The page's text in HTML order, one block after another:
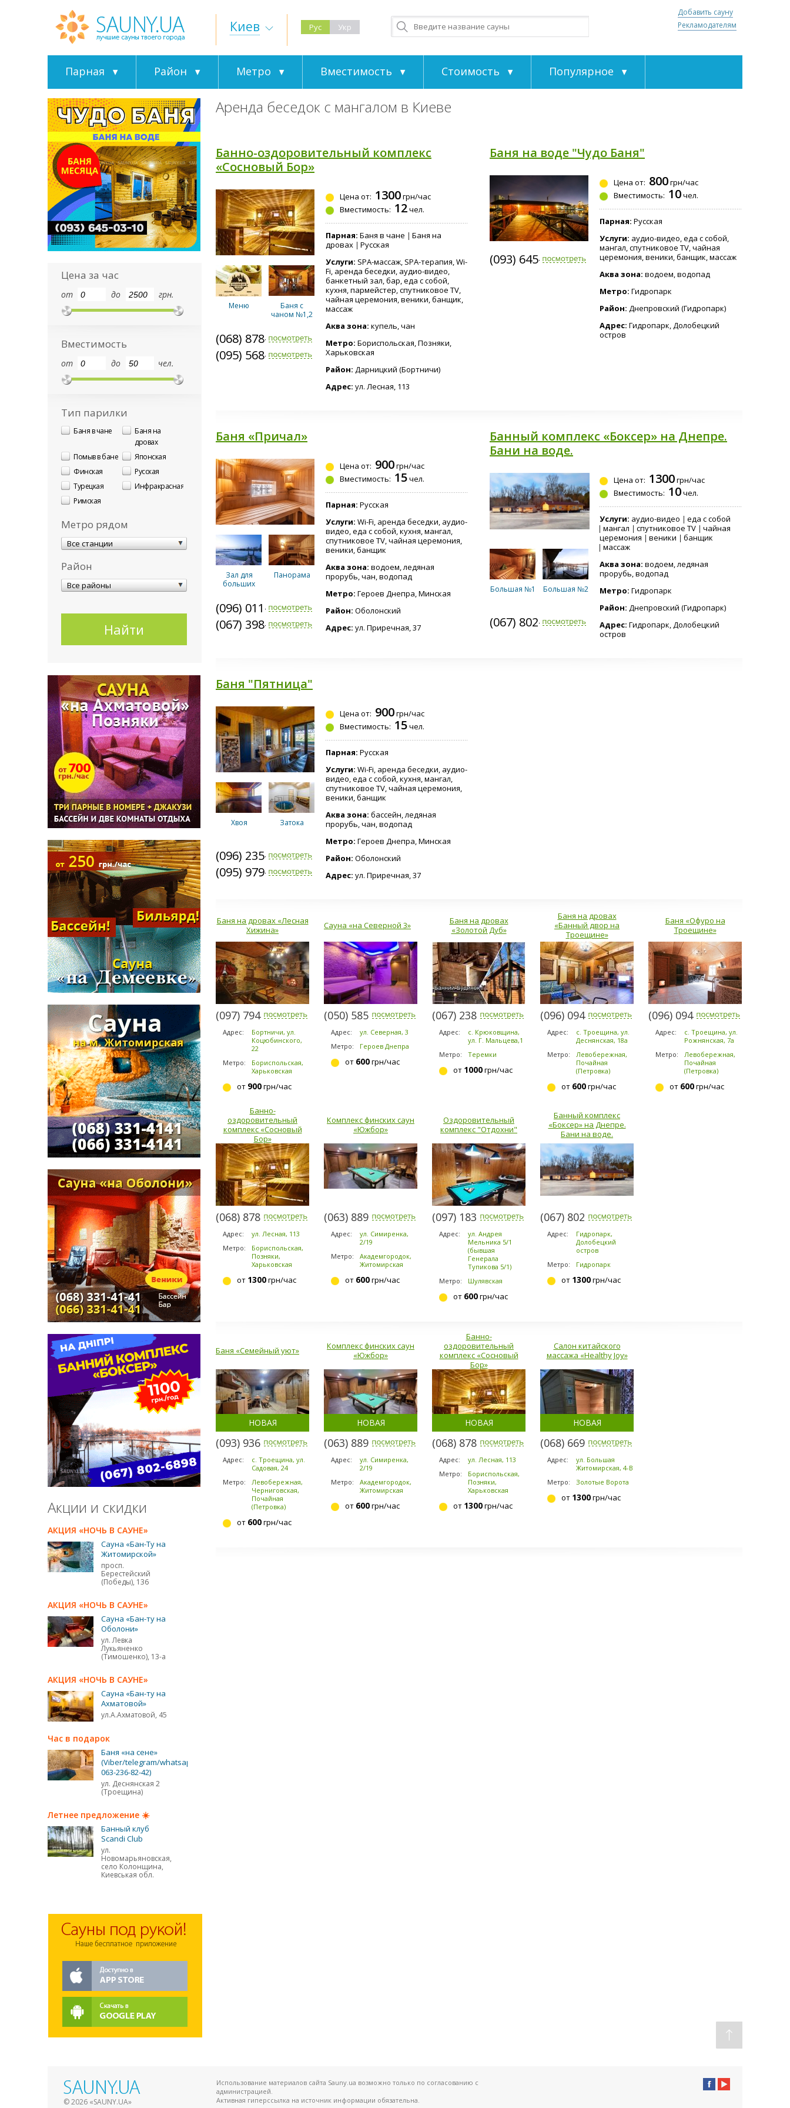
Киев Рус Укр
Добавить сауну
Рекламодателям
Парная Район Метро Вместимость Стоимость Популярное
Аренда беседок с мангалом в Киеве
Банно-оздоровительный комплекс
«Сосновый Бор»
Меню
Баня с
чаном №1,2
"Паралельный"
Домик
(068) 878-5953
(095) 568-4846
Цена от: 1300грн/час
Вместимость: 12чел.
Парная: Баня в чане
Баня на
дровах
Русская
Услуги: SPA-массаж, SPA-терапия, Wi-
Fi, аренда беседки, аудио-видео,
банкетный зал, бар, еда с собой,
кухня, пармейстер, спутниковое TV,
чайная церемония, веники, банщик,
массаж
Аква зона: купель, чан
Метро: Бориспольская, Позняки,
Харьковская
Район: Дарницкий (Бортничи)
Адрес: ул. Лесная, 113
Баня на воде "Чудо Баня"
(093) 645-0310
Цена от: 800грн/час
Вместимость: 10чел.
Парная: Русская
Услуги: аудио-видео, еда с собой,
мангал, спутниковое TV, чайная
церемония, веники, банщик, массаж
Аква зона: водоем, водопад
Метро: Гидропарк
Район: Днепровский (Гидропарк)
Адрес: Гидропарк, Долобецкий
остров
Баня «Причал»
Зал для
больших
Панорама
Хвоя
(096) 011-2010
(067) 398-6810
Цена от: 900грн/час
Вместимость: 15чел.
Парная: Русская
Услуги: Wi-Fi, аренда беседки, аудио-
видео, еда с собой, кухня, мангал,
спутниковое TV, чайная церемония,
веники, банщик
Аква зона: водоем, ледяная
прорубь, чан, водопад
Метро: Героев Днепра, Минская
Район: Оболонский
Адрес: ул. Приречная, 37
Банный комплекс «Боксер» на Днепре.
Бани на воде.
Большая №1 Большая №2
(067) 802-6898
Цена от: 1300грн/час
Вместимость: 10чел.
Услуги: аудио-видео
еда с собой
мангал
спутниковое TV
чайная
церемония
веники
банщик
массаж
Аква зона: водоем, ледяная
прорубь, водопад
Метро: Гидропарк
Район: Днепровский (Гидропарк)
Адрес: Гидропарк, Долобецкий
остров
Баня "Пятница"
Хвоя Затока
Панорама БДБК
Купель Дубки
(096) 235-0035
(095) 979-2807
Цена от: 900грн/час
Вместимость: 15чел.
Парная: Русская
Услуги: Wi-Fi, аренда беседки, аудио-
видео, еда с собой, кухня, мангал,
спутниковое TV, чайная церемония,
веники, банщик
Аква зона: бассейн, ледяная
прорубь, чан, водопад
Метро: Героев Днепра, Минская
Район: Оболонский
Адрес: ул. Приречная, 37
Баня на дровах «Лесная
Хижина»
(097) 794-2303
Адрес:
Бортничи, ул.
Коцюбинского,
22
Метро:
Бориспольская,
Харьковская
от 900грн/час
Сауна «на Северной 3»
(050) 585-1371
Адрес:
ул. Северная, 3
Метро:
Героев Днепра
от 600грн/час
Баня на дровах
«Золотой Дуб»
(067) 238-8080
Адрес:
с. Крюковщина,
ул. Г. Мальцева,1
Метро:
Теремки
от 1000грн/час
Баня на дровах
«Банный двор на
Троещине»
(096) 094-5294
Адрес:
с. Троещина, ул.
Деснянская, 18а
Метро:
Левобережная,
Почайная
(Петровка)
от 600грн/час
Баня «Офуро на
Троещине»
(096) 094-5294
Адрес:
с. Троещина, ул.
Рожнянская, 7а
Метро:
Левобережная,
Почайная
(Петровка)
от 600грн/час
Банно-
оздоровительный
комплекс «Сосновый
Бор»
(068) 878-5953
Адрес:
ул. Лесная, 113
Метро:
Бориспольская,
Позняки,
Харьковская
от 1300грн/час
Комплекс финских саун
«Южбор»
(063) 889-6200
Адрес:
ул. Симиренка,
2/19
Метро:
Академгородок,
Житомирская
от 600грн/час
Оздоровительный
комплекс "Отдохни"
(097) 183-9184
Адрес:
ул. Андрея
Мельника 5/1
(бывшая
Генерала
Тупикова 5/1)
Метро:
Шулявская
от 600грн/час
Банный комплекс
«Боксер» на Днепре.
Бани на воде.
(067) 802-6898
Адрес:
Гидропарк,
Долобецкий
остров
Метро:
Гидропарк
от 1300грн/час
Баня «Семейный уют»
НОВАЯ
(093) 936-7869
Адрес:
с. Троещина, ул.
Садовая, 24
Метро:
Левобережная,
Черниговская,
Почайная
(Петровка)
от 600грн/час
Комплекс финских саун
«Южбор»
НОВАЯ
(063) 889-6200
Адрес:
ул. Симиренка,
2/19
Метро:
Академгородок,
Житомирская
от 600грн/час
Банно-
оздоровительный
комплекс «Сосновый
Бор»
НОВАЯ
(068) 878-5953
Адрес:
ул. Лесная, 113
Метро:
Бориспольская,
Позняки,
Харьковская
от 1300грн/час
Салон китайского
массажа «Healthy Joy»
НОВАЯ
(068) 669-7071
Адрес:
ул. Большая
Житомирская, 4-В
Метро:
Золотые Ворота
от 1300грн/час
Цена за час
от до грн.
Вместимость
от до чел.
Тип парилки
Баня в чане
Баня на
дровах
Помыв в бане
Японская
Финская
Русская
Турецкая
Инфракрасная
Римская
Метро рядом
Все станции
Район
Все районы
Акции и скидки
АКЦИЯ «НОЧЬ В САУНЕ»
Сауна «Бан-Ту на
Житомирской»
просп.
Берестейский
(Победы), 136
АКЦИЯ «НОЧЬ В САУНЕ»
Сауна «Бан-ту на
Оболони»
ул. Левка
Лукьяненко
(Тимошенко), 13-а
АКЦИЯ «НОЧЬ В САУНЕ»
Сауна «Бан-ту на
Ахматовой»
ул.А.Ахматовой, 45
Час в подарок
Баня «на сене»
(Viber/telegram/whatsapp
063-236-82-42)
ул. Деснянская 2
(Троещина)
Летнее предложение ☀️
Банный клуб
Scandi Club
ул.
Новомарьяновская,
село Колонщина,
Киевськая обл.
© 2026 «SAUNY.UA»
Использование материалов сайта Sauny.ua возможно только по согласованию с
администрацией.
Активная гиперссылка на источник информации обязательна.